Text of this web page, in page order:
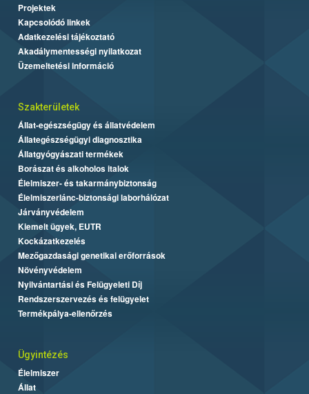
Projektek
Kapcsolódó linkek
Adatkezelési tájékoztató
Akadálymentességi nyilatkozat
Üzemeltetési információ
Szakterületek
Állat-egészségügy és állatvédelem
Állategészségügyi diagnosztika
Állatgyógyászati termékek
Borászat és alkoholos italok
Élelmiszer- és takarmánybiztonság
Élelmiszerlánc-biztonsági laborhálózat
Járványvédelem
Kiemelt ügyek, EUTR
Kockázatkezelés
Mezőgazdasági genetikai erőforrások
Növényvédelem
Nyilvántartási és Felügyeleti Díj
Rendszerszervezés és felügyelet
Termékpálya-ellenőrzés
Ügyintézés
Élelmiszer
Állat